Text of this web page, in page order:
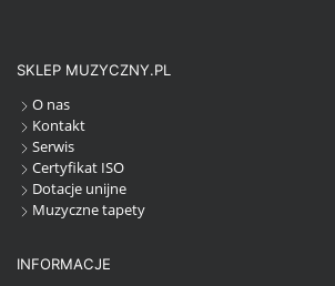
SKLEP MUZYCZNY.PL
O nas
Kontakt
Serwis
Certyfikat ISO
Dotacje unijne
Muzyczne tapety
INFORMACJE